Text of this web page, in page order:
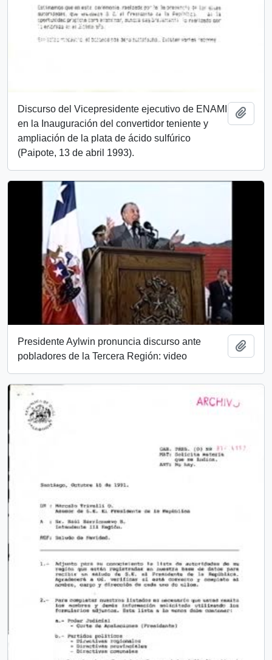
Discurso del Vicepresidente ejecutivo de ENAMI
en la Inauguración del convertidor teniente y
ampliación de la plata de ácido sulfúrico
(Paipote, 13 de abril 1993).
Presidente Aylwin pronuncia discurso ante
pobladores de la Tercera Región: video